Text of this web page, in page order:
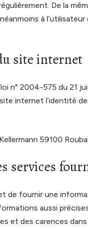
De la
à
site internet
n° 2004-575 du 21
internet l’identité
59100
services
de fournir une
aussi
et des carences